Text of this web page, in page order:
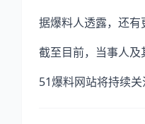
据爆料人透露，还有
截至目前，当事人及
51爆料网站将持续